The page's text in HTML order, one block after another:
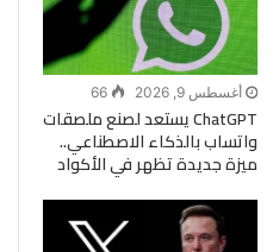
أغسطس 9, 2026 66
ChatGPT يستعد لصنع ملصقات
واتساب بالذكاء الاصطناعي..
ميزة جديدة تظهر في الأكواد